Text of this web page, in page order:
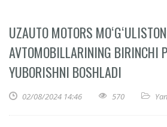
UZAUTO MOTORS
AVTOMOBILLARINING BIRINCHI
YUBORISHNI BOSHLADI
02/08/2024 14:46 570